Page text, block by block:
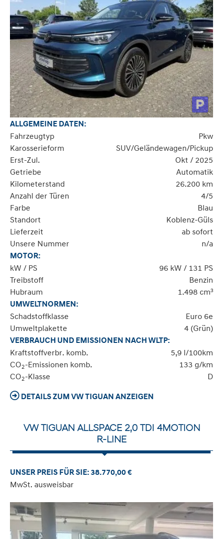
ALLGEMEINE DATEN:
Fahrzeugtyp
Pkw
Karosserieform
SUV/Geländewagen/Pickup
Erst-Zul.
Okt / 2025
Getriebe
Automatik
Kilometerstand
26.200 km
Anzahl der Türen
4/5
Farbe
Blau
Standort
Koblenz-Güls
Lieferzeit
ab sofort
Unsere Nummer
n/a
MOTOR:
kW / PS
96 kW / 131 PS
Treibstoff
Benzin
Hubraum
1.498 cm³
UMWELTNORMEN:
Schadstoffklasse
Euro 6e
Umweltplakette
4 (Grün)
VERBRAUCH UND EMISSIONEN NACH WLTP:
Kraftstoffverbr. komb.
5,9 l/100km
CO2-Emissionen komb.
133 g/km
CO2-Klasse D
DETAILS ZUM VW TIGUAN ANZEIGEN
VW TIGUAN ALLSPACE 2,0 TDI 4MOTION
R-LINE
UNSER PREIS FÜR SIE: 38.770,00 €
MwSt. ausweisbar